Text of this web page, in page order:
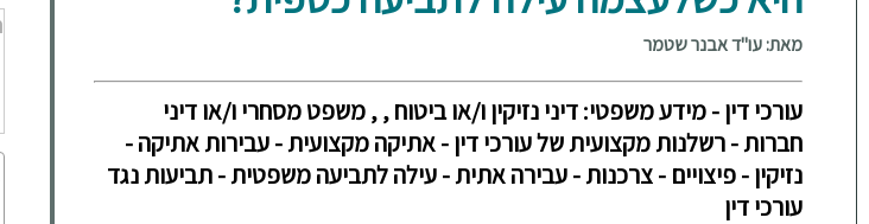
מאת: עו"ד אבנר שטמר
עורכי דין - מידע משפטי: דיני נזיקין ו/או ביטוח , , משפט מסחרי ו/או דיני
חברות - רשלנות מקצועית של עורכי דין - אתיקה מקצועית - עבירות אתיקה -
נזיקין - פיצויים - צרכנות - עבירה אתית - עילה לתביעה משפטית - תביעות נגד
עורכי דין